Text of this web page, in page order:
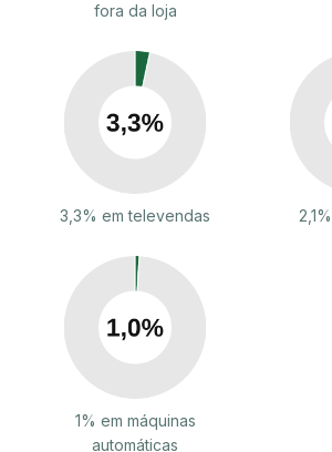
fora da loja
3,3% em televendas
1% em máquinas
automáticas